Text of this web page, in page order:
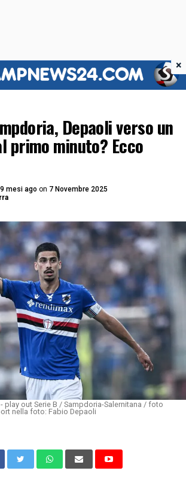
Depaoli verso un
primo minuto? Ecco
9 mesi ago on 7 Novembre 2025
play out Serie B / Sampdoria-Salernitana / foto
nella foto: Fabio Depaoli
×